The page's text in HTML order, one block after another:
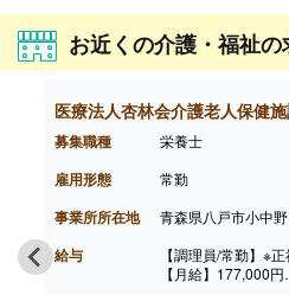
お近くの介護・福祉の
医療法人杏林会介護老人保健
募集職種 栄養士
雇用形態 常勤
事業所所在地 青森県八戸市小中
給与
【調理員/常勤】※
【月給】177,000円